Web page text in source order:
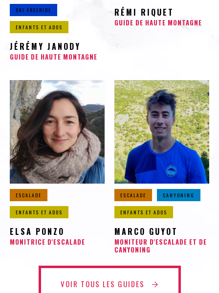
SKI FREERIDE
ENFANTS ET ADOS
JÉRÉMY JANODY
GUIDE DE HAUTE MONTAGNE
RÉMI RIQUET
GUIDE DE HAUTE MONTAGNE
ESCALADE
ENFANTS ET ADOS
ELSA PONZO
MONITRICE D'ESCALADE
ESCALADE CANYONING
ENFANTS ET ADOS
MARCO GUYOT
MONITEUR D'ESCALADE ET DE
CANYONING
VOIR TOUS LES GUIDES